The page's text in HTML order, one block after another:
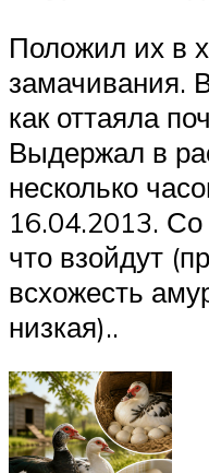
Положил их в
замачивания.
как оттаяла
Выдержал в
несколько
16.04.2013.
что взойдут
всхожесть
низкая)..